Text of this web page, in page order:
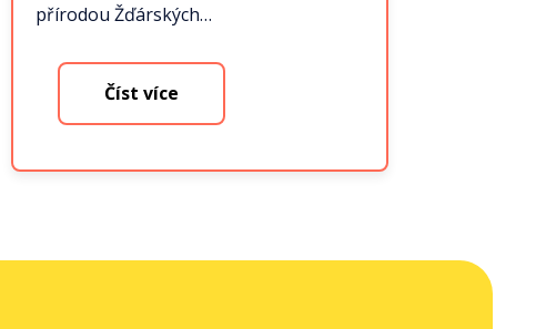
přírodou Žďárských…
Číst více